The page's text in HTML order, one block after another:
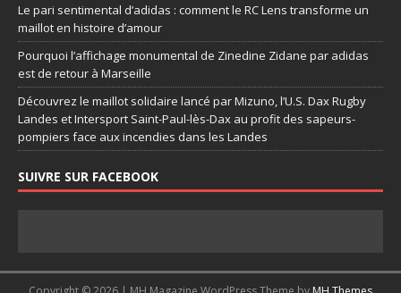
Le pari sentimental d’adidas : comment le RC Lens transforme un
maillot en histoire d’amour
Pourquoi l’affichage monumental de Zinedine Zidane par adidas
est de retour à Marseille
Découvrez le maillot solidaire lancé par Mizuno, l’U.S. Dax Rugby
Landes et Intersport Saint-Paul-lès-Dax au profit des sapeurs-
pompiers face aux incendies dans les Landes
SUIVRE SUR FACEBOOK